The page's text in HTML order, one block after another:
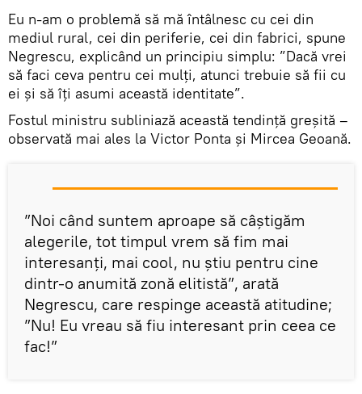
Eu n-am o problemă să mă întâlnesc cu cei din
mediul rural, cei din periferie, cei din fabrici, spune
Negrescu, explicând un principiu simplu: ”Dacă vrei
să faci ceva pentru cei mulţi, atunci trebuie să fii cu
ei şi să îţi asumi această identitate”.
Fostul ministru subliniază această tendință greșită –
observată mai ales la Victor Ponta și Mircea Geoană.
”Noi când suntem aproape să câştigăm
alegerile, tot timpul vrem să fim mai
interesanţi, mai cool, nu ştiu pentru cine
dintr-o anumită zonă elitistă”, arată
Negrescu, care respinge această atitudine;
”Nu! Eu vreau să fiu interesant prin ceea ce
fac!”